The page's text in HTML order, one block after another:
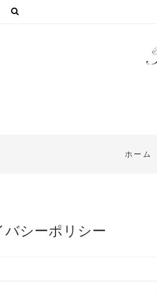
ホーム
バシーポリシー